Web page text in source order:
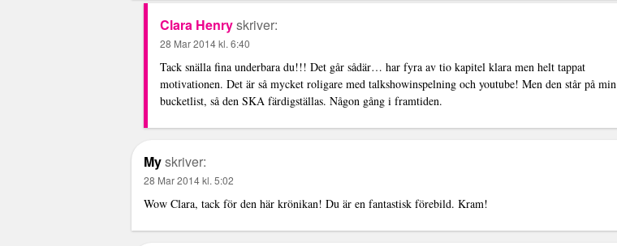
Clara Henryskriver:
28 Mar 2014 kl. 6:40
Tack snälla fina underbara du!!! Det går sådär… har fyra av tio kapitel klara men helt tappat
motivationen. Det är så mycket roligare med talkshowinspelning och youtube! Men den står på min
bucketlist, så den SKA färdigställas. Någon gång i framtiden.
Myskriver:
28 Mar 2014 kl. 5:02
Wow Clara, tack för den här krönikan! Du är en fantastisk förebild. Kram!